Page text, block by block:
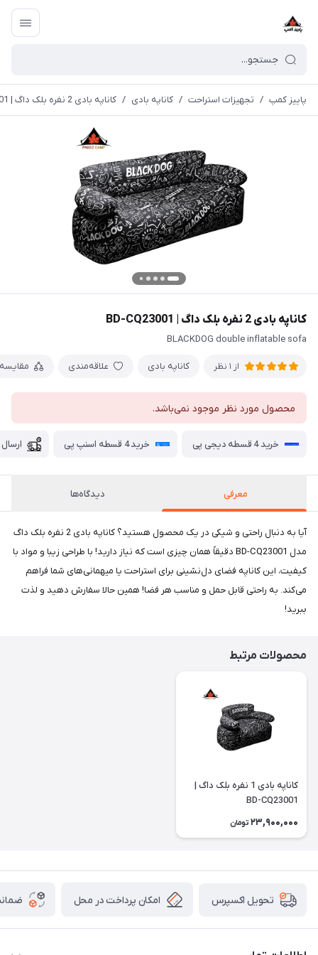
پاییز کمپ / تجهیزات استراحت / کاناپه بادی / کاناپه بادی 2 نفره بلک داگ | BD-CQ23001
کاناپه بادی 2 نفره بلک داگ | BD-CQ23001
BLACKDOG double inflatable sofa
از 1 نظر کاناپه بادی علاقه‌مندی
محصول مورد نظر موجود نمی‌باشد.
خرید 4 قسطه دیجی پی خرید 4 قسطه اسنپ پی
معرفی دیدگاه‌ها
آیا به دنبال راحتی و شیکی در یک محصول هستید؟ کاناپه بادی 2 نفره بلک داگ
مدل BD-CQ23001 دقیقاً همان چیزی است که نیاز دارید! با طراحی زیبا و مواد با
کیفیت، این کاناپه فضای دل‌نشینی برای استراحت یا میهمانی‌های شما فراهم
می‌کند. به راحتی قابل حمل و مناسب هر فضا! همین حالا سفارش دهید و لذت
ببرید!
محصولات مرتبط
کاناپه بادی 1 نفره بلک داگ |
BD-CQ23001
23,900,000 تومان
تحویل اکسپرس امکان پرداخت در محل